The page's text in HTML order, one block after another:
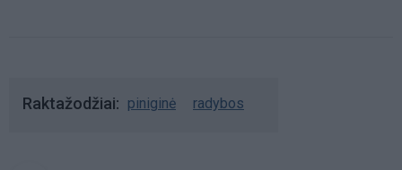
Raktažodžiai piniginė radybos